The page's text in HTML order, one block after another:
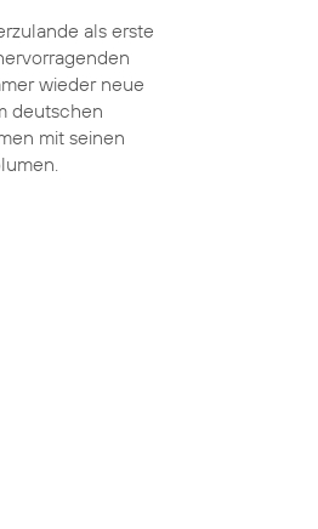
als erste
wieder neue
deutschen
mit seinen